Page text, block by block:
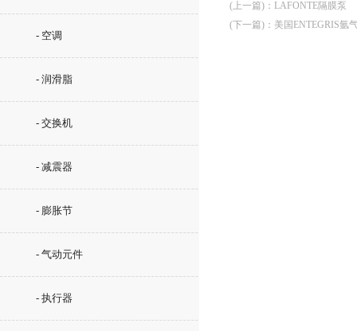
- 空调
- 润滑脂
- 交换机
- 减震器
- 膨胀节
- 气动元件
- 执行器
(上一篇) ： LAFONTE隔膜泵
(下一篇) ： 美国ENTEGRIS氩